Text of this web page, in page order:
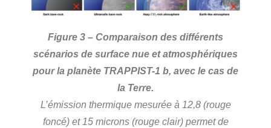
Figure 3 – Comparaison des différents
scénarios de surface nue et atmosphériques
pour la planète TRAPPIST-1 b, avec le cas de
la Terre.
L’émission thermique mesurée à 12,8 (rouge
foncé) et 15 microns (rouge clair) permet de